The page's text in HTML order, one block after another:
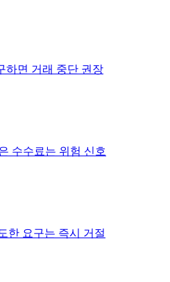
하면 거래 중단 권장
수수료는 위험 신호
한 요구는 즉시 거절